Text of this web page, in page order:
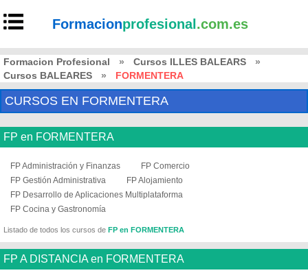
Formacionprofesional .com.es
Formacion Profesional » Cursos ILLES BALEARS
»
Cursos BALEARES
» FORMENTERA
CURSOS EN FORMENTERA
FP en FORMENTERA
FP Administración y Finanzas
FP Comercio
FP Gestión Administrativa
FP Alojamiento
FP Desarrollo de Aplicaciones Multiplataforma
FP Cocina y Gastronomía
Listado de todos los cursos de FP en FORMENTERA
FP A DISTANCIA en FORMENTERA